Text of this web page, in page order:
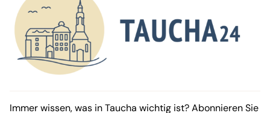
Immer wissen, was in Taucha wichtig ist? Abonnieren Sie